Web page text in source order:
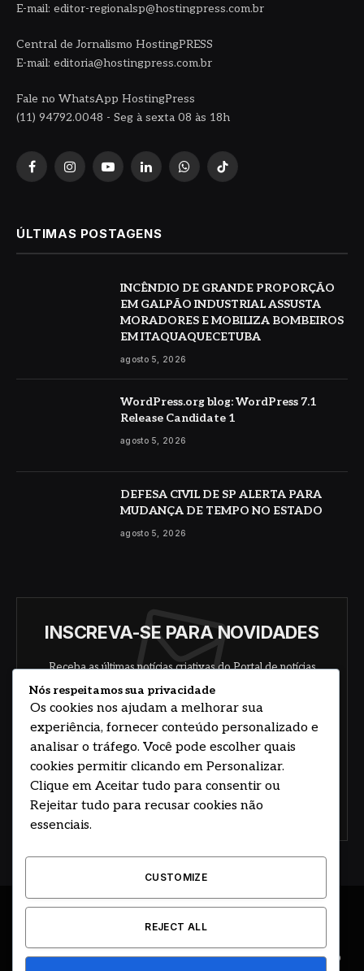
E-mail: editor-regionalsp@hostingpress.com.br
Central de Jornalismo HostingPRESS
E-mail: editoria@hostingpress.com.br
Fale no WhatsApp HostingPress
(11) 94792.0048 - Seg à sexta 08 às 18h
FacebookInstagramYouTubeLinkedInWhatsAppTikTok
ÚLTIMAS POSTAGENS
INCÊNDIO DE GRANDE PROPORÇÃO
EM GALPÃO INDUSTRIAL ASSUSTA
MORADORES E MOBILIZA BOMBEIROS
EM ITAQUAQUECETUBA
agosto 5, 2026
WordPress.org blog: WordPress 7.1
Release Candidate 1
agosto 5, 2026
DEFESA CIVIL DE SP ALERTA PARA
MUDANÇA DE TEMPO NO ESTADO
agosto 5, 2026
INSCREVA-SE PARA NOVIDADES
Receba as últimas notícias criativas do Portal de notícias
sobre arte, design e negócios.
Concorde com nossos termos e acordo de
© 2026 DESENVOLVIDO POR HOSTING PRIME BRASIL
ÚLTIMAS NOTÍCIAS DESTAQUES CIDADE E REGIÃO
Nós respeitamos sua privacidade
Os cookies nos ajudam a melhorar sua
experiência, fornecer conteúdo personalizado e
analisar o tráfego. Você pode escolher quais
cookies permitir clicando em Personalizar.
Clique em Aceitar tudo para consentir ou
Rejeitar tudo para recusar cookies não
essenciais.
CUSTOMIZE
REJECT ALL